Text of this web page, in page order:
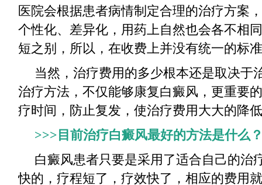
医院会根据患者病情制定合理的治疗方案
个性化、差异化，用药上自然也会各不相
短之别，所以，在收费上并没有统一的标
当然，治疗费用的多少根本还是取决于
治疗方法，不仅能够康复白癜风，更重要
疗时间，防止复发，使治疗费用大大的降
>>>目前治疗白癜风最好的方法是什么
白癜风患者只要是采用了适合自己的治
快的，疗程短了，疗效快了，相应的费用